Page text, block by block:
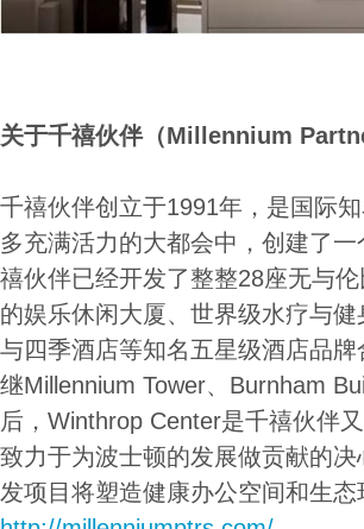
关于千禧伙伴（Millennium
千禧伙伴创立于1991年，是国际
多充满活力的大都会中，创建了
禧伙伴已经开发了整整28座无与
的娱乐休闲大厦、世界级水疗与
与四季酒店等知名五星级酒店品
继Millennium Tower、Burnham
后，Winthrop Center是千禧伙伴
致力于为波士顿的发展做贡献的
发项目将塑造健康办公空间和生